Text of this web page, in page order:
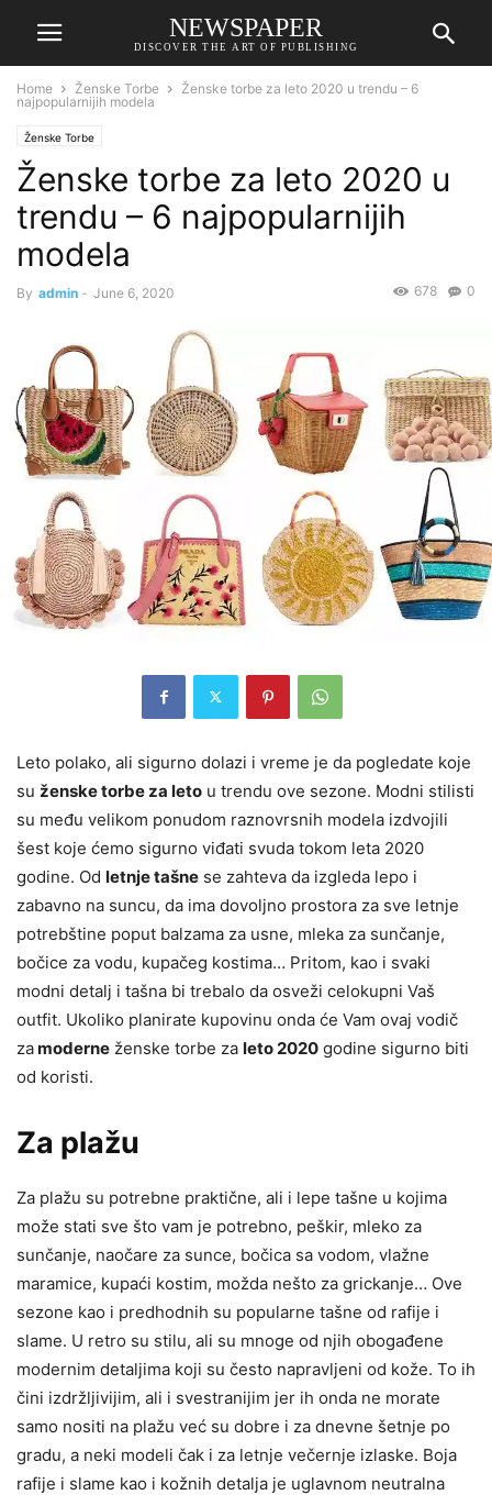
NEWSPAPER
DISCOVER THE ART OF PUBLISHING
Home Ženske Torbe
Ženske torbe za leto 2020 u trendu – 6
najpopularnijih modela
Ženske Torbe
Ženske torbe za leto 2020 u
trendu – 6 najpopularnijih
modela
By admin - June 6, 2020 0
678
Leto polako, ali sigurno dolazi i vreme je da pogledate koje
su ženske torbe za leto u trendu ove sezone. Modni stilisti
su među velikom ponudom raznovrsnih modela izdvojili
šest koje ćemo sigurno viđati svuda tokom leta 2020
godine. Od letnje tašne se zahteva da izgleda lepo i
zabavno na suncu, da ima dovoljno prostora za sve letnje
potrebštine poput balzama za usne, mleka za sunčanje,
bočice za vodu, kupačeg kostima… Pritom, kao i svaki
modni detalj i tašna bi trebalo da osveži celokupni Vaš
outfit. Ukoliko planirate kupovinu onda će Vam ovaj vodič
zamoderne ženske torbe za leto 2020 godine sigurno biti
od koristi.
Za plažu
Za plažu su potrebne praktične, ali i lepe tašne u kojima
može stati sve što vam je potrebno, peškir, mleko za
sunčanje, naočare za sunce, bočica sa vodom, vlažne
maramice, kupaći kostim, možda nešto za grickanje… Ove
sezone kao i predhodnih su popularne tašne od rafije i
slame. U retro su stilu, ali su mnoge od njih obogađene
modernim detaljima koji su često napravljeni od kože. To ih
čini izdržljivijim, ali i svestranijim jer ih onda ne morate
samo nositi na plažu već su dobre i za dnevne šetnje po
gradu, a neki modeli čak i za letnje večernje izlaske. Boja
rafije i slame kao i kožnih detalja je uglavnom neutralna